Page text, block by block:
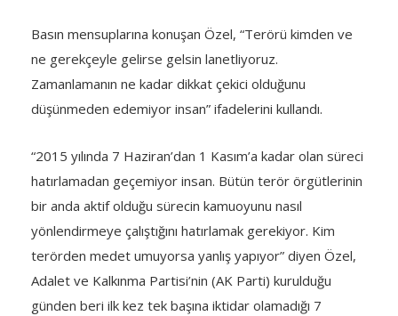
Basın mensuplarına konuşan Özel, “Terörü kimden ve
ne gerekçeyle gelirse gelsin lanetliyoruz.
Zamanlamanın ne kadar dikkat çekici olduğunu
düşünmeden edemiyor insan” ifadelerini kullandı.
“2015 yılında 7 Haziran’dan 1 Kasım’a kadar olan süreci
hatırlamadan geçemiyor insan. Bütün terör örgütlerinin
bir anda aktif olduğu sürecin kamuoyunu nasıl
yönlendirmeye çalıştığını hatırlamak gerekiyor. Kim
terörden medet umuyorsa yanlış yapıyor” diyen Özel,
Adalet ve Kalkınma Partisi’nin (AK Parti) kurulduğu
günden beri ilk kez tek başına iktidar olamadığı 7